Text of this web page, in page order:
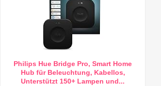
Philips Hue Bridge Pro, Smart Home
Hub für Beleuchtung, Kabellos,
Unterstützt 150+ Lampen und...